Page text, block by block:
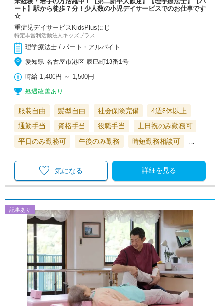
ート】駅から徒歩７分！少人数の小児デイサービスでのお仕事です
☆
重症児デイサービスKidsPlusにじ
特定非営利活動法人キッズプラス
理学療法士 / パート・アルバイト
愛知県 名古屋市港区 辰巳町13番1号
時給 1,400円 ～ 1,500円
処遇改善あり
服装自由 髪型自由 社会保険完備
4週8休以上
通勤手当
資格手当 役職手当
土日祝のみ勤務可
平日のみ勤務可
午後のみ勤務 時短勤務相談可
詳細を見る
気になる
記事あり